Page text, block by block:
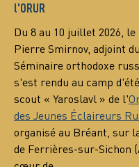
l'ORUR
Du 8 au 10 juillet 2026,
Pierre Smirnov, adjoint
Séminaire orthodoxe
s'est rendu au camp
scout « Yaroslavl » de l'
des Jeunes Éclaireurs
organisé au Bréant, sur
de Ferrières-sur-Sichon